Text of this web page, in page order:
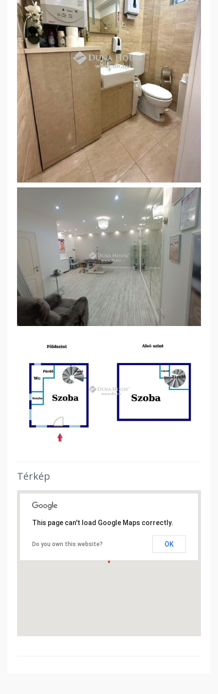
Térkép
This page can't load Google Maps correctly.
Do you own this website? OK